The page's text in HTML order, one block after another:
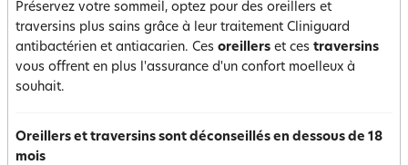
Préservez votre sommeil, optez pour des oreillers et
traversins plus sains grâce à leur traitement Cliniguard
antibactérien et antiacarien. Ces oreillers et ces traversins
vous offrent en plus l'assurance d'un confort moelleux à
souhait.
Oreillers et traversins sont déconseillés en dessous de 18
mois